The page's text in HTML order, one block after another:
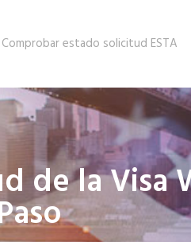
Comprobar estado solicitud ESTA
de la Visa